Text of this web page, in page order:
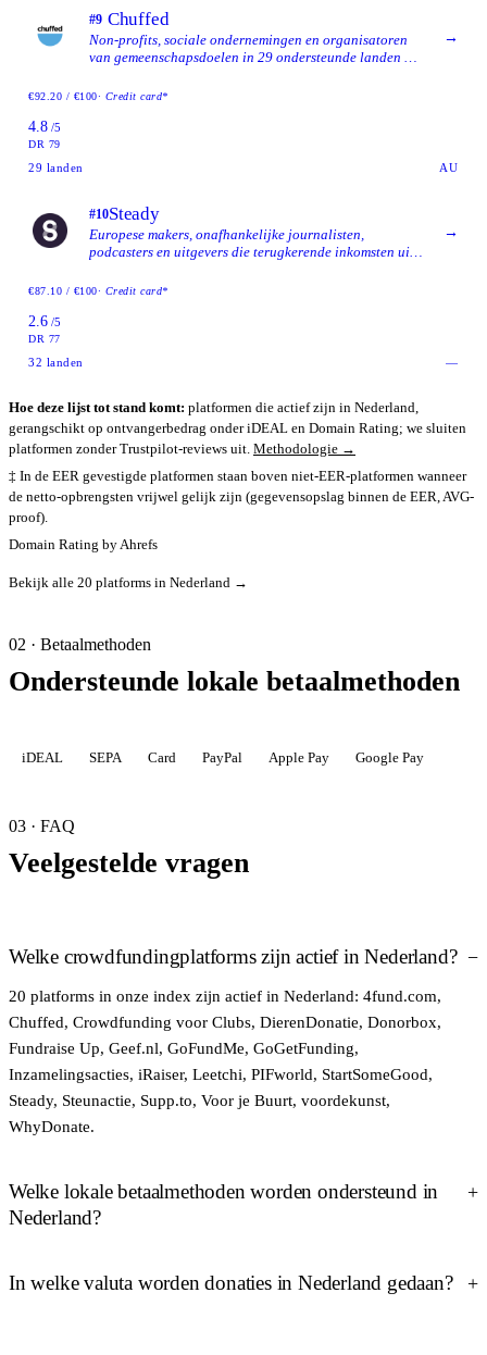
#9 Chuffed
Non-profits, sociale ondernemingen en organisatoren
van gemeenschapsdoelen in 29 ondersteunde landen die
en bereid zijn om vóór de lancering identiteitsverificatie
€92.20 / €100· Credit card*
4.8 /5
DR 79
29 landen AU
→
#10Steady
Europese makers, onafhankelijke journalisten,
podcasters en uitgevers die terugkerende inkomsten uit
donatiecampagnes.
€87.10 / €100· Credit card*
2.6 /5
DR 77
32 landen —
→
Hoe deze lijst tot stand komt: platformen die actief zijn in Nederland,
gerangschikt op ontvangerbedrag onder iDEAL en Domain Rating; we sluiten
platformen zonder Trustpilot-reviews uit. Methodologie →
‡ In de EER gevestigde platformen staan boven niet-EER-platformen wanneer
de netto-opbrengsten vrijwel gelijk zijn (gegevensopslag binnen de EER, AVG-
proof).
Domain Rating by Ahrefs
Bekijk alle 20 platforms in Nederland →
02 · Betaalmethoden
Ondersteunde lokale betaalmethoden
iDEAL SEPA Card PayPal Apple Pay Google Pay
03 · FAQ
Veelgestelde vragen
Welke crowdfundingplatforms zijn actief in Nederland?
20 platforms in onze index zijn actief in Nederland: 4fund.com,
Chuffed, Crowdfunding voor Clubs, DierenDonatie, Donorbox,
Fundraise Up, Geef.nl, GoFundMe, GoGetFunding,
Inzamelingsacties, iRaiser, Leetchi, PIFworld, StartSomeGood,
Steady, Steunactie, Supp.to, Voor je Buurt, voordekunst,
WhyDonate.
Welke lokale betaalmethoden worden ondersteund in
Nederland?
In welke valuta worden donaties in Nederland gedaan?